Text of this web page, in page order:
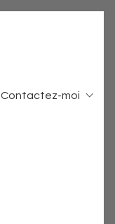
Contactez-moi